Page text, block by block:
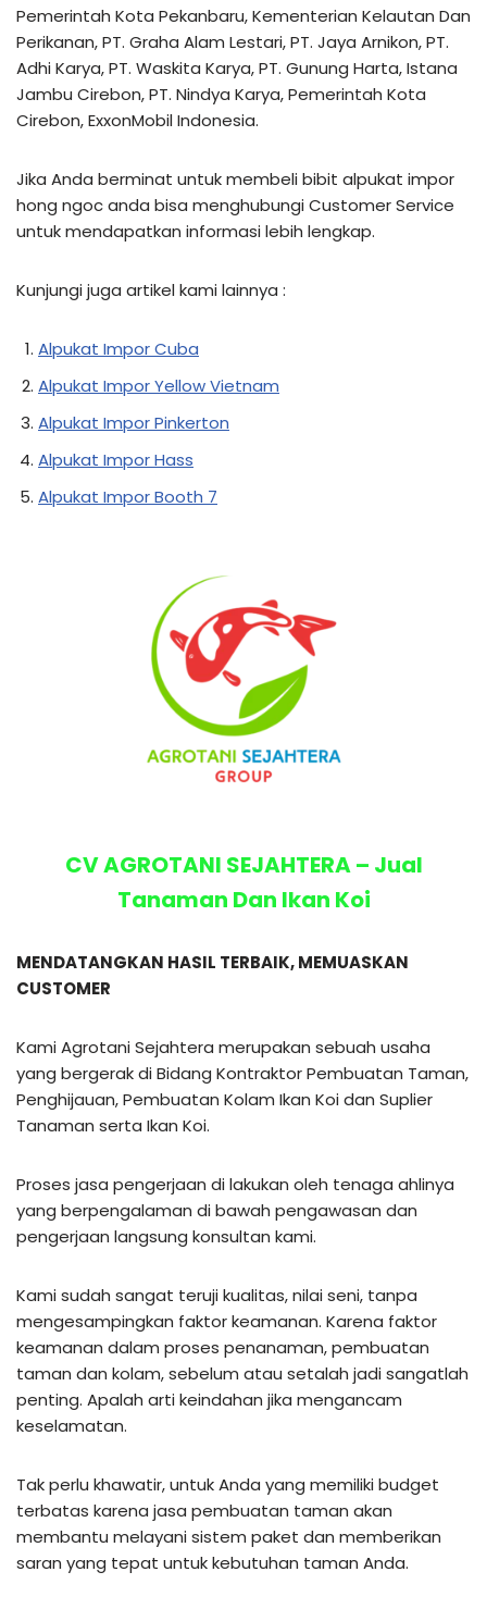
Pemerintah Kota Pekanbaru, Kementerian Kelautan Dan
Perikanan, PT. Graha Alam Lestari, PT. Jaya Arnikon, PT.
Adhi Karya, PT. Waskita Karya, PT. Gunung Harta, Istana
Jambu Cirebon, PT. Nindya Karya, Pemerintah Kota
Cirebon, ExxonMobil Indonesia.
Jika Anda berminat untuk membeli bibit alpukat impor
hong ngoc anda bisa menghubungi Customer Service
untuk mendapatkan informasi lebih lengkap.
Kunjungi juga artikel kami lainnya :
Alpukat Impor Cuba
Alpukat Impor Yellow Vietnam
Alpukat Impor Pinkerton
Alpukat Impor Hass
Alpukat Impor Booth 7
CV AGROTANI SEJAHTERA – Jual
Tanaman Dan Ikan Koi
MENDATANGKAN HASIL TERBAIK, MEMUASKAN
CUSTOMER
Kami Agrotani Sejahtera merupakan sebuah usaha
yang bergerak di Bidang Kontraktor Pembuatan Taman,
Penghijauan, Pembuatan Kolam Ikan Koi dan Suplier
Tanaman serta Ikan Koi.
Proses jasa pengerjaan di lakukan oleh tenaga ahlinya
yang berpengalaman di bawah pengawasan dan
pengerjaan langsung konsultan kami.
Kami sudah sangat teruji kualitas, nilai seni, tanpa
mengesampingkan faktor keamanan. Karena faktor
keamanan dalam proses penanaman, pembuatan
taman dan kolam, sebelum atau setalah jadi sangatlah
penting. Apalah arti keindahan jika mengancam
keselamatan.
Tak perlu khawatir, untuk Anda yang memiliki budget
terbatas karena jasa pembuatan taman akan
membantu melayani sistem paket dan memberikan
saran yang tepat untuk kebutuhan taman Anda.